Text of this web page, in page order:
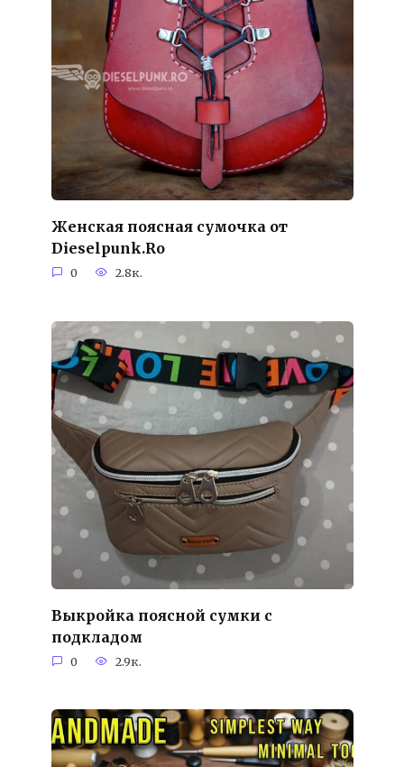
Женская поясная сумочка от
Dieselpunk.Ro
0 2.8к.
Выкройка поясной сумки с
подкладом
0 2.9к.